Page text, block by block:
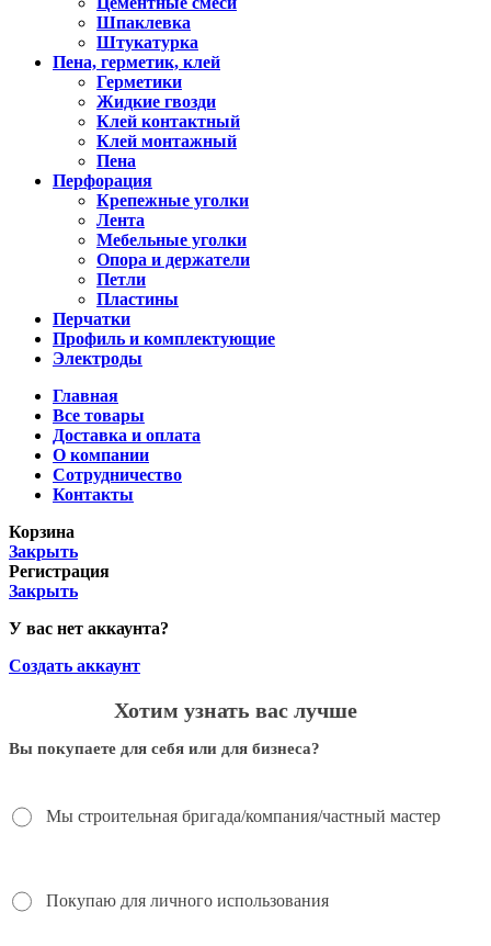
Шпаклевка
Штукатурка
Пена, герметик, клей
Герметики
Жидкие гвозди
Клей контактный
Клей монтажный
Пена
Перфорация
Крепежные уголки
Лента
Мебельные уголки
Опора и держатели
Петли
Пластины
Перчатки
Профиль и комплектующие
Электроды
Главная
Все товары
Доставка и оплата
О компании
Сотрудничество
Контакты
Корзина
Закрыть
Регистрация
Закрыть
У вас нет аккаунта?
Создать аккаунт
Хотим узнать вас лучше
Вы покупаете для себя или для бизнеса?
Мы строительная бригада/компания/частный мастер
Покупаю для личного использования